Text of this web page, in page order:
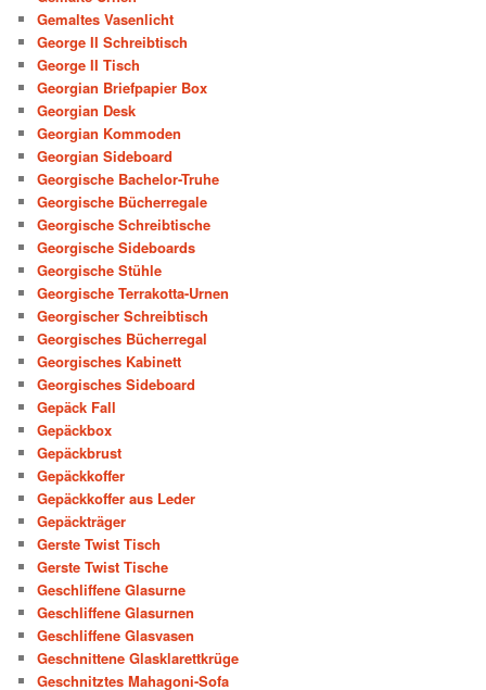
Gemaltes Vasenlicht
George II Schreibtisch
George II Tisch
Georgian Briefpapier Box
Georgian Desk
Georgian Kommoden
Georgian Sideboard
Georgische Bachelor-Truhe
Georgische Bücherregale
Georgische Schreibtische
Georgische Sideboards
Georgische Stühle
Georgische Terrakotta-Urnen
Georgischer Schreibtisch
Georgisches Bücherregal
Georgisches Kabinett
Georgisches Sideboard
Gepäck Fall
Gepäckbox
Gepäckbrust
Gepäckkoffer
Gepäckkoffer aus Leder
Gepäckträger
Gerste Twist Tisch
Gerste Twist Tische
Geschliffene Glasurne
Geschliffene Glasurnen
Geschliffene Glasvasen
Geschnittene Glasklarettkrüge
Geschnitztes Mahagoni-Sofa